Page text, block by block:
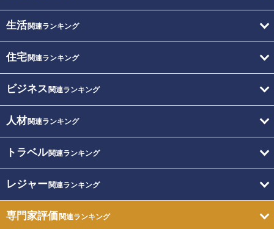
生活関連ランキング
住宅関連ランキング
ビジネス 関連ランキング
人材関連ランキング
トラベル関連ランキング
レジャー関連ランキング
専門家評価関連ランキング